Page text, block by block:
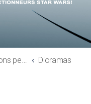
Créations perso - Expo collections - Costumes Dioramas